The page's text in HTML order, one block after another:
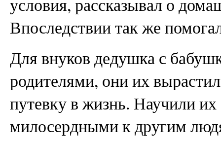
Впоследствии так же
Для внуков дедушка с
родителями, они их
путевку в жизнь. Научили
милосердными к другим